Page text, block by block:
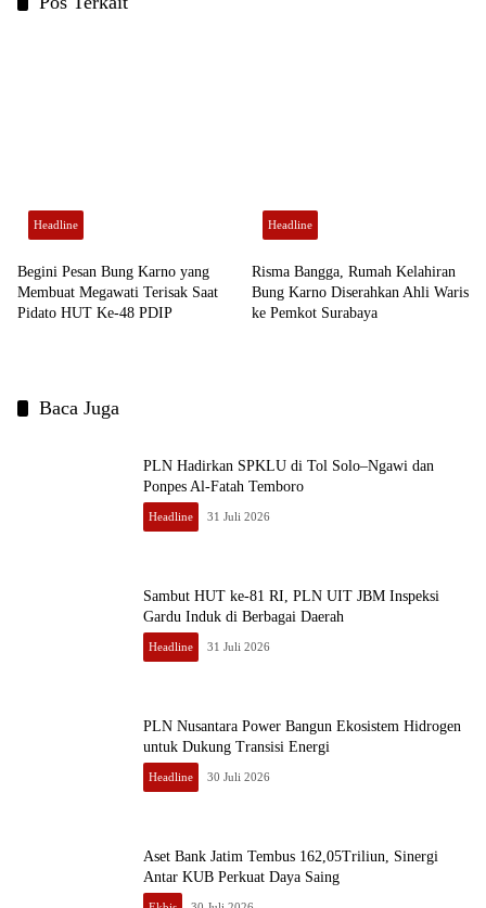
Headline
Begini Pesan Bung Karno yang
Membuat Megawati Terisak Saat
Pidato HUT Ke-48 PDIP
Headline
Risma Bangga, Rumah Kelahiran
Bung Karno Diserahkan Ahli Waris
ke Pemkot Surabaya
Baca Juga
PLN Hadirkan SPKLU di Tol Solo–Ngawi dan
Ponpes Al-Fatah Temboro
Headline 31 Juli 2026
Sambut HUT ke-81 RI, PLN UIT JBM Inspeksi
Gardu Induk di Berbagai Daerah
Headline 31 Juli 2026
PLN Nusantara Power Bangun Ekosistem Hidrogen
untuk Dukung Transisi Energi
Headline 30 Juli 2026
Aset Bank Jatim Tembus 162,05Triliun, Sinergi
Antar KUB Perkuat Daya Saing